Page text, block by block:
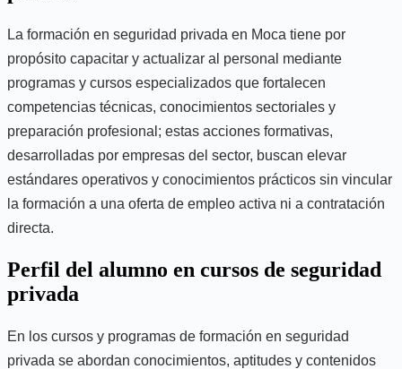
La formación en seguridad privada en Moca tiene por
propósito capacitar y actualizar al personal mediante
programas y cursos especializados que fortalecen
competencias técnicas, conocimientos sectoriales y
preparación profesional; estas acciones formativas,
desarrolladas por empresas del sector, buscan elevar
estándares operativos y conocimientos prácticos sin vincular
la formación a una oferta de empleo activa ni a contratación
directa.
Perfil del alumno en cursos de seguridad
privada
En los cursos y programas de formación en seguridad
privada se abordan conocimientos, aptitudes y contenidos